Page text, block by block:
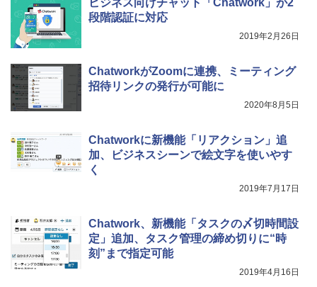
ビジネス向けチャット「Chatwork」が2
段階認証に対応
2019年2月26日
ChatworkがZoomに連携、ミーティング
招待リンクの発行が可能に
2020年8月5日
Chatworkに新機能「リアクション」追
加、ビジネスシーンで絵文字を使いやす
く
2019年7月17日
Chatwork、新機能「タスクの〆切時間設
定」追加、タスク管理の締め切りに“時
刻”まで指定可能
2019年4月16日